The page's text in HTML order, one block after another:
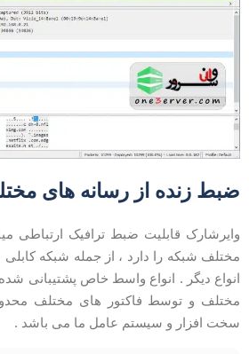
زنده از رسانه های
قابلیت ضبط ترافیک ارتباطی
دیگر . انواع واسط خاص پشتیبانی
و توسط فاکتور های مختلف
افزار و سیستم عامل ما می باشد .